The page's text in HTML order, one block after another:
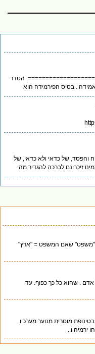
הסדר
. בסיס הפירמידה הוא
של כדאי ולא כדאי, של
לברכה להגדיר מה
שאם המשפט = "ארץ"
. שהוא כל כך כפוף. עד
מוסרית מנוער מערכיו.
ו..